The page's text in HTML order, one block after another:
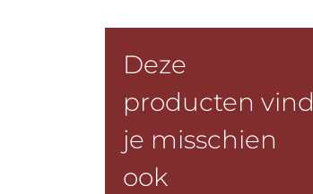
Deze
producten vind
je misschien
ook